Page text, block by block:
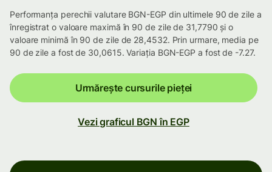
Performanța perechii valutare BGN-EGP din ultimele 90 de zile a
înregistrat o valoare maximă în 90 de zile de 31,7790 și o
valoare minimă în 90 de zile de 28,4532. Prin urmare, media pe
90 de zile a fost de 30,0615. Variația BGN-EGP a fost de -7.27.
Urmărește cursurile pieței
Vezi graficul BGN în EGP